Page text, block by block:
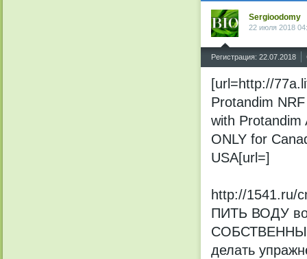
Sergioodomy
22 июля 2018
Регистрация: 22.07.2018
[url=http://
Protandim
with Protandim
ONLY for
USA[url=]
http://1541.ru/
ПИТЬ ВОДУ
делать